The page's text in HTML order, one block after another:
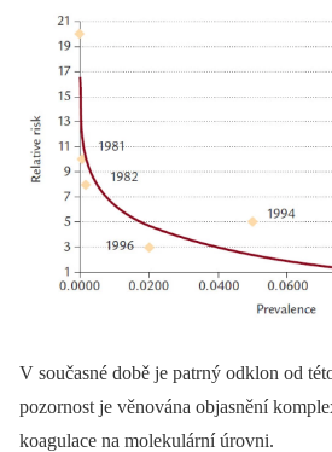
V současné době je patrný odklon od
pozornost je věnována objasnění
koagulace na molekulární úrovni.